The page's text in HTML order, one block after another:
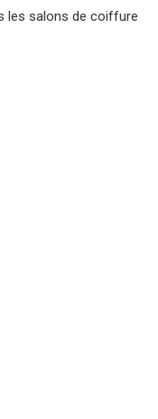
les salons de coiffure